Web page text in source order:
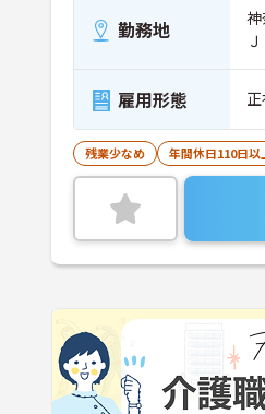
勤務地
雇用形態
残業少なめ 年間休日110日以